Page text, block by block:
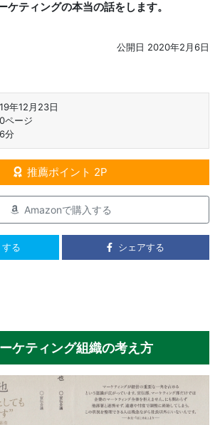
ケティングの本当の話をします。
公開日 2020年2月6日
年12月23日
ページ
分
推薦ポイント 2P
Amazonで購入する
る シェアする
ケティング組織の考え方